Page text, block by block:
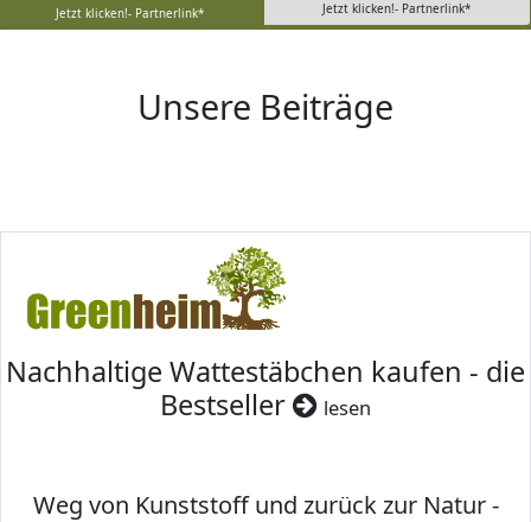
Jetzt klicken!- Partnerlink* Jetzt klicken!- Partnerlink*
Unsere Beiträge
Nachhaltige Wattestäbchen kaufen - die
Bestseller
lesen
Weg von Kunststoff und zurück zur Natur -